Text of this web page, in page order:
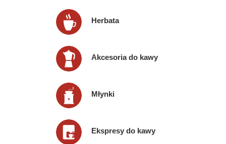
Herbata
Akcesoria do kawy
Młynki
Ekspresy do kawy